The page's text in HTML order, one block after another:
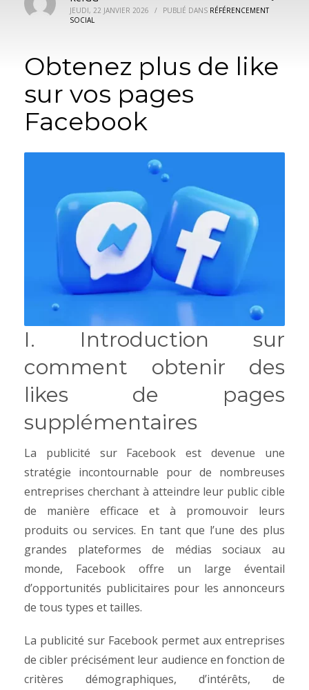
JEUDI, 22 JANVIER 2026 / PUBLIÉ DANS RÉFÉRENCEMENT
SOCIAL
Obtenez plus de like
sur vos pages
Facebook
I. Introduction sur
comment obtenir des
likes de pages
supplémentaires
La publicité sur Facebook est devenue une
stratégie incontournable pour de nombreuses
entreprises cherchant à atteindre leur public cible
de manière efficace et à promouvoir leurs
produits ou services. En tant que l’une des plus
grandes plateformes de médias sociaux au
monde, Facebook offre un large éventail
d’opportunités publicitaires pour les annonceurs
de tous types et tailles.
La publicité sur Facebook permet aux entreprises
de cibler précisément leur audience en fonction de
critères démographiques, d’intérêts, de